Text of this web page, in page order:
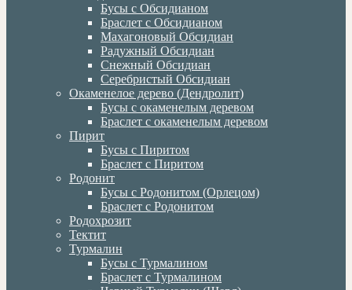
Бусы с Обсидианом
Браслет с Обсидианом
Махагоновый Обсидиан
Радужный Обсидиан
Снежный Обсидиан
Серебристый Обсидиан
Окаменелое дерево (Дендролит)
Бусы с окаменелым деревом
Браслет с окаменелым деревом
Пирит
Бусы с Пиритом
Браслет с Пиритом
Родонит
Бусы с Родонитом (Орлецом)
Браслет с Родонитом
Родохрозит
Тектит
Турмалин
Бусы с Турмалином
Браслет с Турмалином